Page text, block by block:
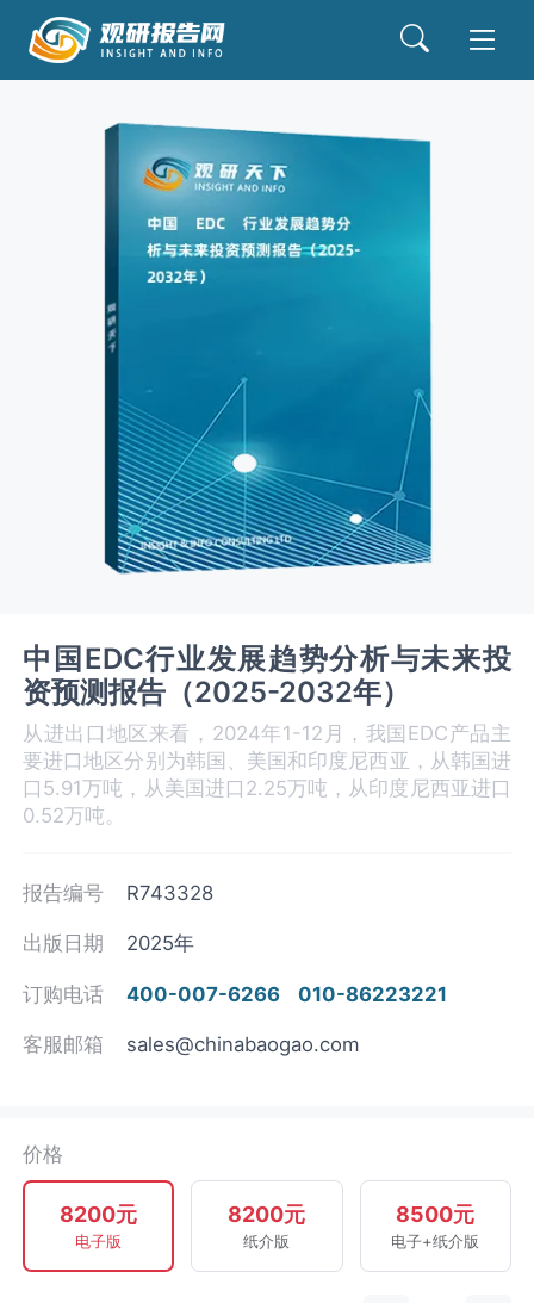
中国‌‌EDC‌‌行业发展趋势分析与未来投
资预测报告（2025-2032年）
从进出口地区来看，2024年1-12月，我国EDC产品主
要进口地区分别为韩国、美国和印度尼西亚，从韩国进
口5.91万吨，从美国进口2.25万吨，从印度尼西亚进口
0.52万吨。
报告编号 R743328
出版日期 2025年
订购电话 400-007-6266 010-86223221
客服邮箱 sales@chinabaogao.com
价格
8200元
电子版
8200元
纸介版
8500元
电子+纸介版